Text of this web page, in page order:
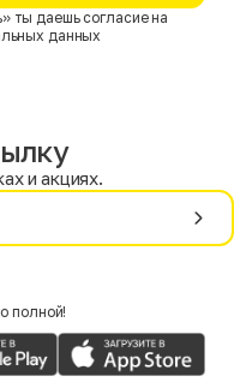
ты даешь согласие на
данных
и акциях.
полной!